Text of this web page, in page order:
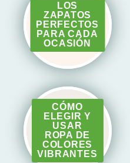
LOS
ZAPATOS
PERFECTOS
PARA CADA
OCASIÓN
CÓMO
ELEGIR Y
USAR
ROPA DE
COLORES
VIBRANTES